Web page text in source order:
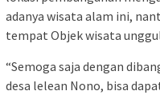
adanya wisata alam ini,
tempat Objek wisata
“Semoga saja dengan
desa lelean Nono, bisa